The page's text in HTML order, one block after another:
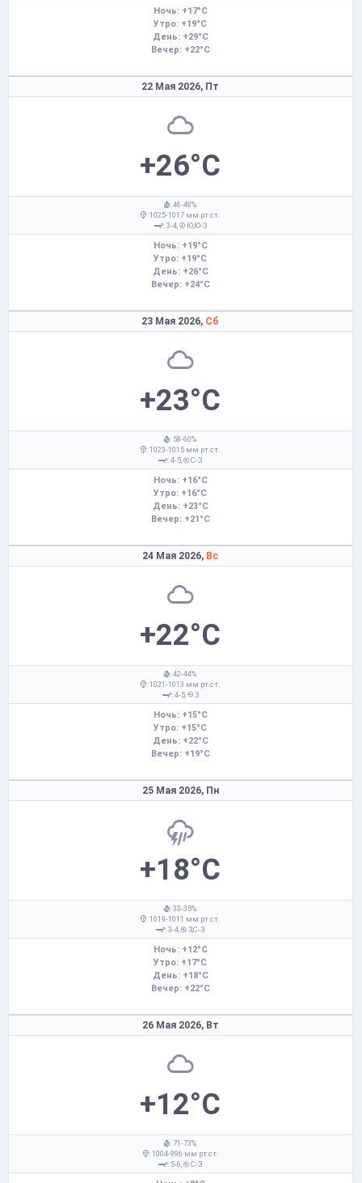
Ночь: +17°C
Утро: +19°C
День: +29°C
Вечер: +22°C
22 Мая 2026, Пт
+26°C
: 46-48%
: 1025-1017 мм рт.ст.
: 3-4,
Ю,Ю-З
Ночь: +19°C
Утро: +19°C
День: +26°C
Вечер: +24°C
23 Мая 2026, Сб
+23°C
: 58-60%
: 1023-1015 мм рт.ст.
: 4-5,
С-З
Ночь: +16°C
Утро: +16°C
День: +23°C
Вечер: +21°C
24 Мая 2026, Вс
+22°C
: 42-44%
: 1021-1013 мм рт.ст.
: 4-5,
З
Ночь: +15°C
Утро: +15°C
День: +22°C
Вечер: +19°C
25 Мая 2026, Пн
+18°C
: 33-35%
: 1019-1011 мм рт.ст.
: 3-4,
З,С-З
Ночь: +12°C
Утро: +17°C
День: +18°C
Вечер: +22°C
26 Мая 2026, Вт
+12°C
: 71-73%
: 1004-996 мм рт.ст.
: 5-6,
С-З